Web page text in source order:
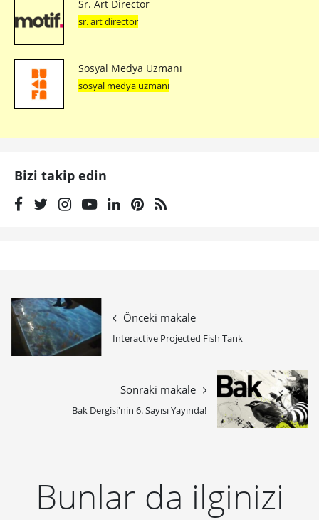
Sr. Art Director
sr. art director
Sosyal Medya Uzmanı
sosyal medya uzmanı
Bizi takip edin
Önceki makale
Interactive Projected Fish Tank
Sonraki makale
Bak Dergisi'nin 6. Sayısı Yayında!
Bunlar da ilginizi